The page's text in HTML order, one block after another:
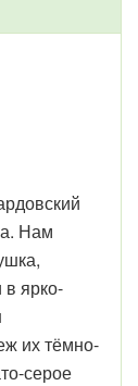
Нам
ярко-
их тёмно-
серое